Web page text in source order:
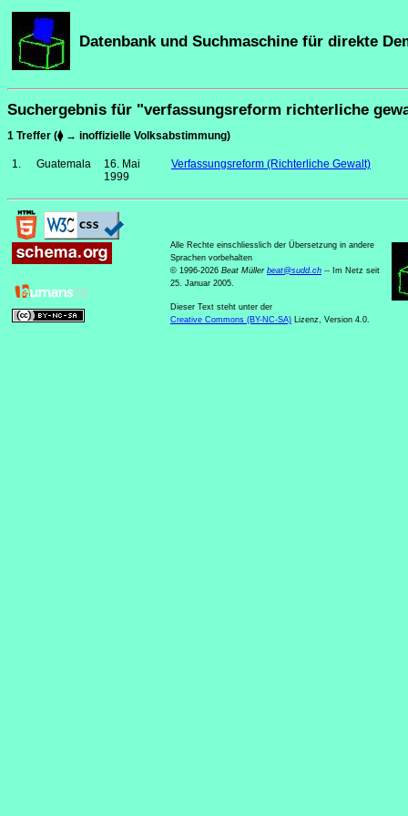
Datenbank und Suchmaschine für direkte
Suchergebnis für "verfassungsreform richterliche
1 Treffer (⧫ → inoffizielle Volksabstimmung)
1. Guatemala
16. Mai
1999
Verfassungsreform (Richterliche Gewalt)
Alle Rechte einschliesslich der Übersetzung in andere
Sprachen vorbehalten
© 1996-2026 Beat Müller beat@sudd.ch -- Im Netz seit
25. Januar 2005.
Dieser Text steht unter der
Creative Commons (BY-NC-SA) Lizenz, Version 4.0.